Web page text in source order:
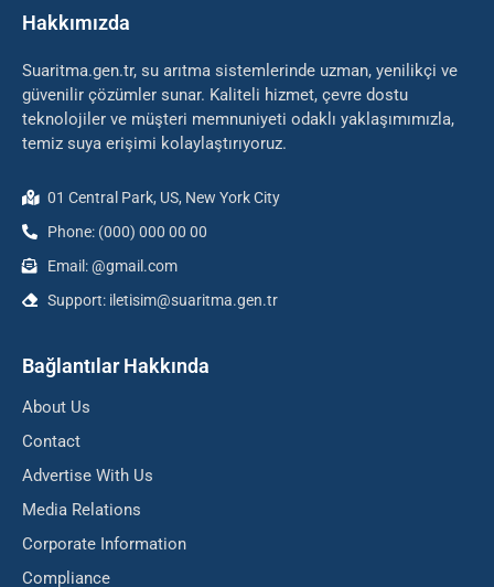
Hakkımızda
Suaritma.gen.tr, su arıtma sistemlerinde uzman, yenilikçi ve
güvenilir çözümler sunar. Kaliteli hizmet, çevre dostu
teknolojiler ve müşteri memnuniyeti odaklı yaklaşımımızla,
temiz suya erişimi kolaylaştırıyoruz.
01 Central Park, US, New York City
Phone: (000) 000 00 00
Email: @gmail.com
Support: iletisim@suaritma.gen.tr
Bağlantılar Hakkında
About Us
Contact
Advertise With Us
Media Relations
Corporate Information
Compliance